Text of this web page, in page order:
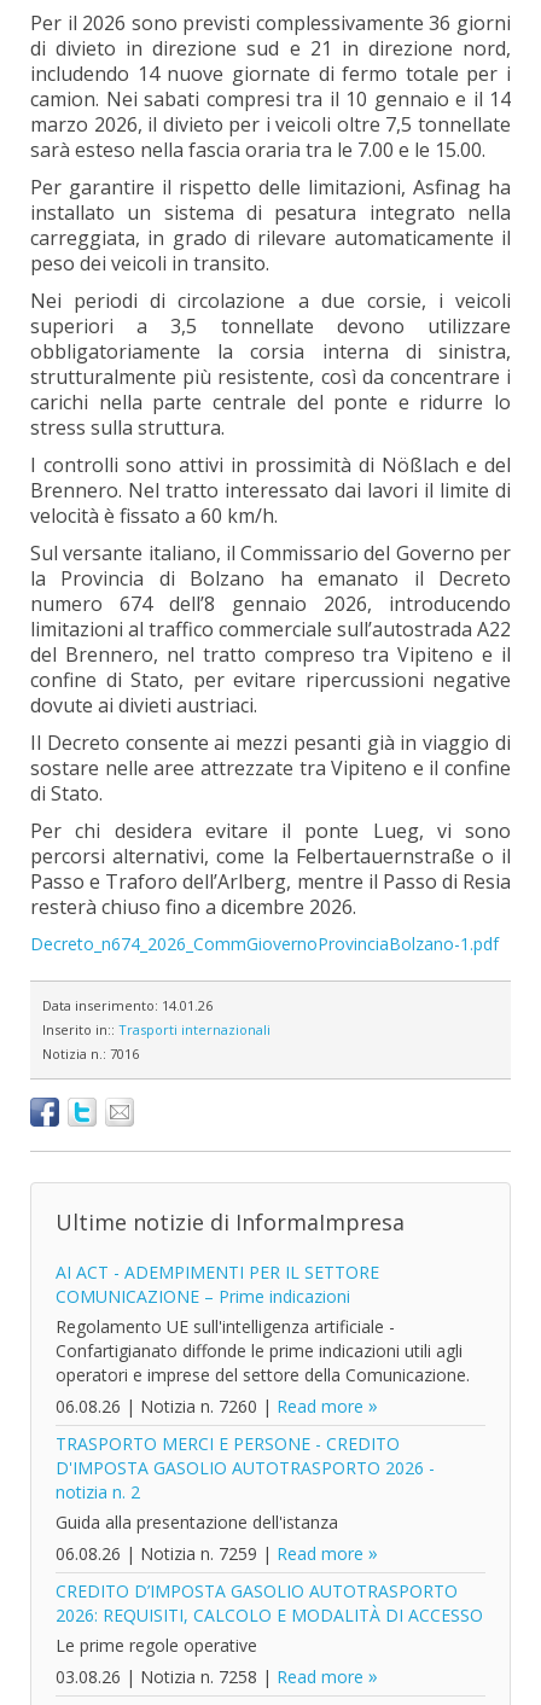
Per il 2026 sono previsti complessivamente 36 giorni
di divieto in direzione sud e 21 in direzione nord,
includendo 14 nuove giornate di fermo totale per i
camion. Nei sabati compresi tra il 10 gennaio e il 14
marzo 2026, il divieto per i veicoli oltre 7,5 tonnellate
sarà esteso nella fascia oraria tra le 7.00 e le 15.00.
Per garantire il rispetto delle limitazioni, Asfinag ha
installato un sistema di pesatura integrato nella
carreggiata, in grado di rilevare automaticamente il
peso dei veicoli in transito.
Nei periodi di circolazione a due corsie, i veicoli
superiori a 3,5 tonnellate devono utilizzare
obbligatoriamente la corsia interna di sinistra,
strutturalmente più resistente, così da concentrare i
carichi nella parte centrale del ponte e ridurre lo
stress sulla struttura.
I controlli sono attivi in prossimità di Nößlach e del
Brennero. Nel tratto interessato dai lavori il limite di
velocità è fissato a 60 km/h.
Sul versante italiano, il Commissario del Governo per
la Provincia di Bolzano ha emanato il Decreto
numero 674 dell’8 gennaio 2026, introducendo
limitazioni al traffico commerciale sull’autostrada A22
del Brennero, nel tratto compreso tra Vipiteno e il
confine di Stato, per evitare ripercussioni negative
dovute ai divieti austriaci.
Il Decreto consente ai mezzi pesanti già in viaggio di
sostare nelle aree attrezzate tra Vipiteno e il confine
di Stato.
Per chi desidera evitare il ponte Lueg, vi sono
percorsi alternativi, come la Felbertauernstraße o il
Passo e Traforo dell’Arlberg, mentre il Passo di Resia
resterà chiuso fino a dicembre 2026.
Decreto_n674_2026_CommGiovernoProvinciaBolzano-1.pdf
Data inserimento: 14.01.26
Inserito in:: Trasporti internazionali
Notizia n.: 7016
Ultime notizie di InformaImpresa
AI ACT - ADEMPIMENTI PER IL SETTORE
COMUNICAZIONE – Prime indicazioni
Regolamento UE sull'intelligenza artificiale -
Confartigianato diffonde le prime indicazioni utili agli
operatori e imprese del settore della Comunicazione.
06.08.26 | Notizia n. 7260 | Read more
TRASPORTO MERCI E PERSONE - CREDITO
D'IMPOSTA GASOLIO AUTOTRASPORTO 2026 -
notizia n. 2
Guida alla presentazione dell'istanza
06.08.26 | Notizia n. 7259 | Read more
CREDITO D’IMPOSTA GASOLIO AUTOTRASPORTO
2026: REQUISITI, CALCOLO E MODALITÀ DI ACCESSO
Le prime regole operative
03.08.26 | Notizia n. 7258 | Read more